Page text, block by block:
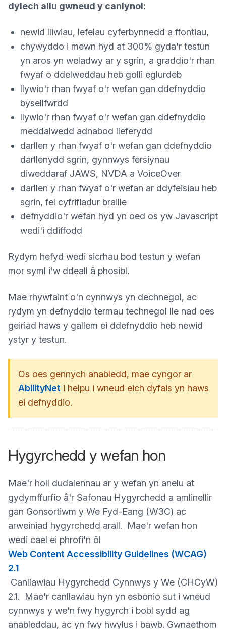
dylech allu gwneud y canlynol:
newid lliwiau, lefelau cyferbynnedd a ffontiau,
chywyddo i mewn hyd at 300% gyda'r testun
yn aros yn weladwy ar y sgrin, a graddio'r rhan
fwyaf o ddelweddau heb golli eglurdeb
llywio'r rhan fwyaf o'r wefan gan ddefnyddio
bysellfwrdd
llywio'r rhan fwyaf o'r wefan gan ddefnyddio
meddalwedd adnabod lleferydd
darllen y rhan fwyaf o'r wefan gan ddefnyddio
darllenydd sgrin, gynnwys fersiynau
diweddaraf JAWS, NVDA a VoiceOver
darllen y rhan fwyaf o'r wefan ar ddyfeisiau heb
sgrin, fel cyfrifiadur braille
defnyddio'r wefan hyd yn oed os yw Javascript
wedi'i ddiffodd
Rydym hefyd wedi sicrhau bod testun y wefan
mor syml i'w ddeall â phosibl.
Mae rhywfaint o'n cynnwys yn dechnegol, ac
rydym yn defnyddio termau technegol lle nad oes
geiriad haws y gallem ei ddefnyddio heb newid
ystyr y testun.
Os oes gennych anabledd, mae cyngor ar
AbilityNet i helpu i wneud eich dyfais yn haws
ei defnyddio.
Hygyrchedd y wefan hon
Mae'r holl dudalennau ar y wefan yn anelu at
gydymffurfio â'r Safonau Hygyrchedd a amlinellir
gan Gonsortiwm y We Fyd-Eang (W3C) ac
arweiniad hygyrchedd arall. Mae'r wefan hon
wedi cael ei phrofi'n ôl
Web Content Accessibility Guidelines (WCAG)
2.1
Canllawiau Hygyrchedd Cynnwys y We (CHCyW)
2.1. Mae'r canllawiau hyn yn esbonio sut i wneud
cynnwys y we'n fwy hygyrch i bobl sydd ag
anableddau, ac yn fwy hwylus i bawb. Gwnaethom